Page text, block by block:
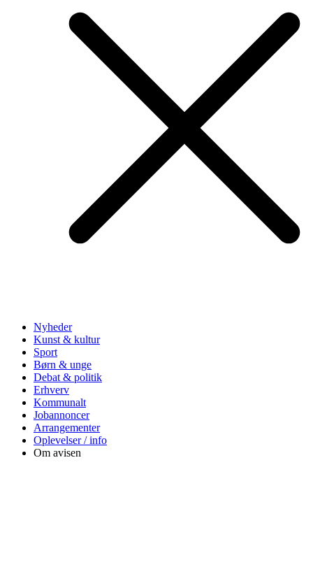
Nyheder
Kunst & kultur
Sport
Børn & unge
Debat & politik
Erhverv
Kommunalt
Jobannoncer
Arrangementer
Oplevelser / info
Om avisen